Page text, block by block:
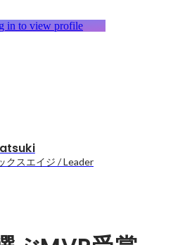
in to view profile
クスエイジ / Leader